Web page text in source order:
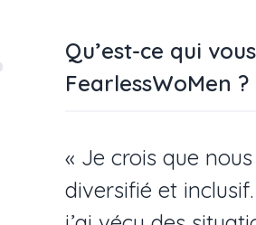
Qu’est-ce qui
FearlessWoMen ?
« Je crois que
diversifié et